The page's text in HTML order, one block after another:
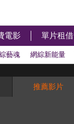
電影 單片租借
藝魂 網綜新能量
推薦影片